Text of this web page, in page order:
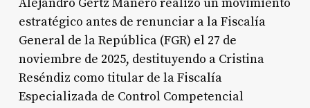
estratégico antes de renunciar a la Fiscalía
General de la República (FGR) el 27 de
noviembre de 2025, destituyendo a Cristina
Reséndiz como titular de la Fiscalía
Especializada de Control Competencial